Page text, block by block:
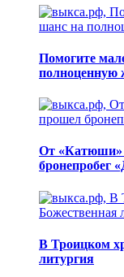
Помогите
полноценную
От «Катюши»
бронепробег
В Троицком
литургия